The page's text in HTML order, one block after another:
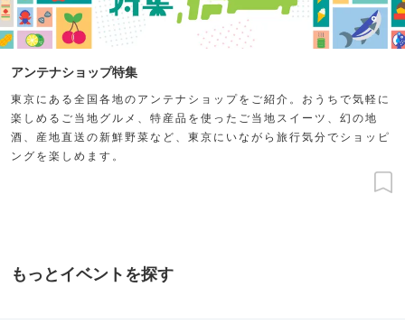
アンテナショップ特集
東京にある全国各地のアンテナショップをご紹介。おうちで気軽に
楽しめるご当地グルメ、特産品を使ったご当地スイーツ、幻の地
酒、産地直送の新鮮野菜など、東京にいながら旅行気分でショッピ
ングを楽しめます。
もっとイベントを探す